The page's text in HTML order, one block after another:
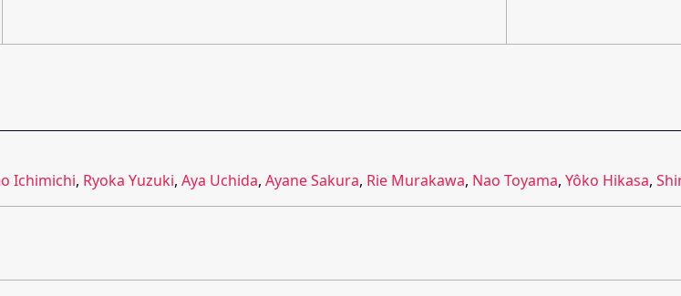
Ichimichi, Ryoka Yuzuki, Aya Uchida, Ayane Sakura, Rie Murakawa, Nao Toyama, Yôko Hikasa,